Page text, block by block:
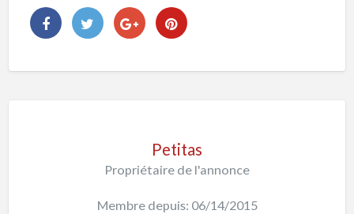
Petitas
Propriétaire de l'annonce
Membre depuis: 06/14/2015